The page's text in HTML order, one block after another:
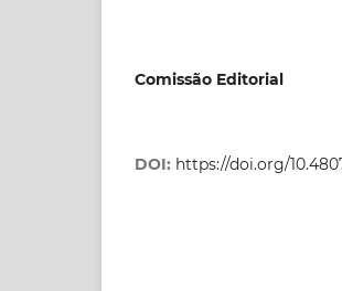
Comissão Editorial
DOI: https://doi.org/